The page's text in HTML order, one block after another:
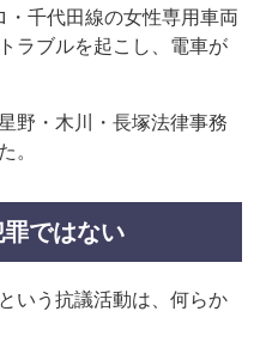
千代田線の女性専用車両
ラブルを起こし、電車が
野・木川・長塚法律事務
。
ではない
いう抗議活動は、何らか